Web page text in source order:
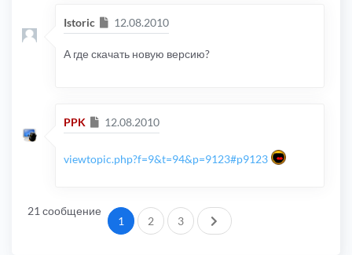
Istoric Сообщение
12.08.2010
А где скачать новую версию?
PPK Сообщение
12.08.2010
viewtopic.php?f=9&t=94&p=9123#p9123
21 сообщение
1 2 3 След.